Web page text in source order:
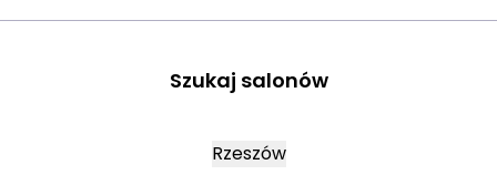
Szukaj salonów
Rzeszów